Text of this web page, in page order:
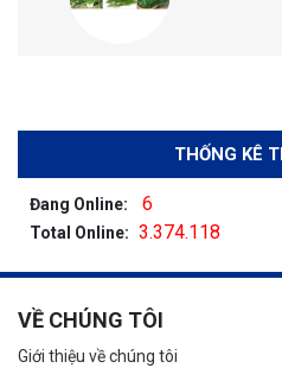
THỐNG KÊ
Đang Online: 6
Total Online: 3.374.118
VỀ CHÚNG TÔI
Giới thiệu về chúng tôi